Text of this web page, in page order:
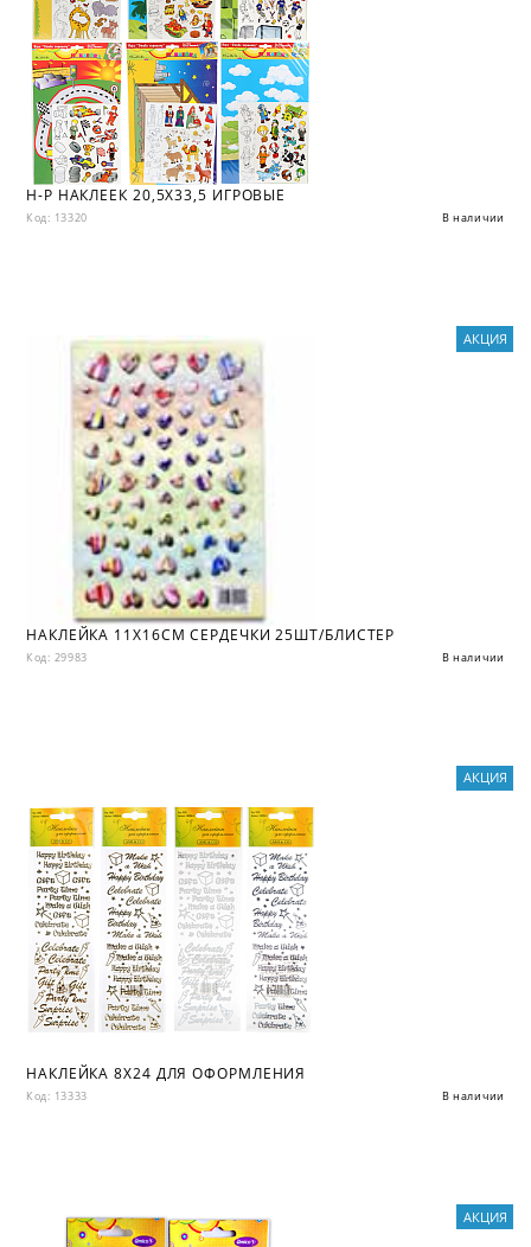
Н-Р НАКЛЕЕК 20,5X33,5 ИГРОВЫЕ
Код: 13320 В наличии
НАКЛЕЙКА 11Х16СМ СЕРДЕЧКИ 25ШТ/БЛИСТЕР
Код: 29983 В наличии
АКЦИЯ
НАКЛЕЙКА 8X24 ДЛЯ ОФОРМЛЕНИЯ
Код: 13333 В наличии
АКЦИЯ
АКЦИЯ